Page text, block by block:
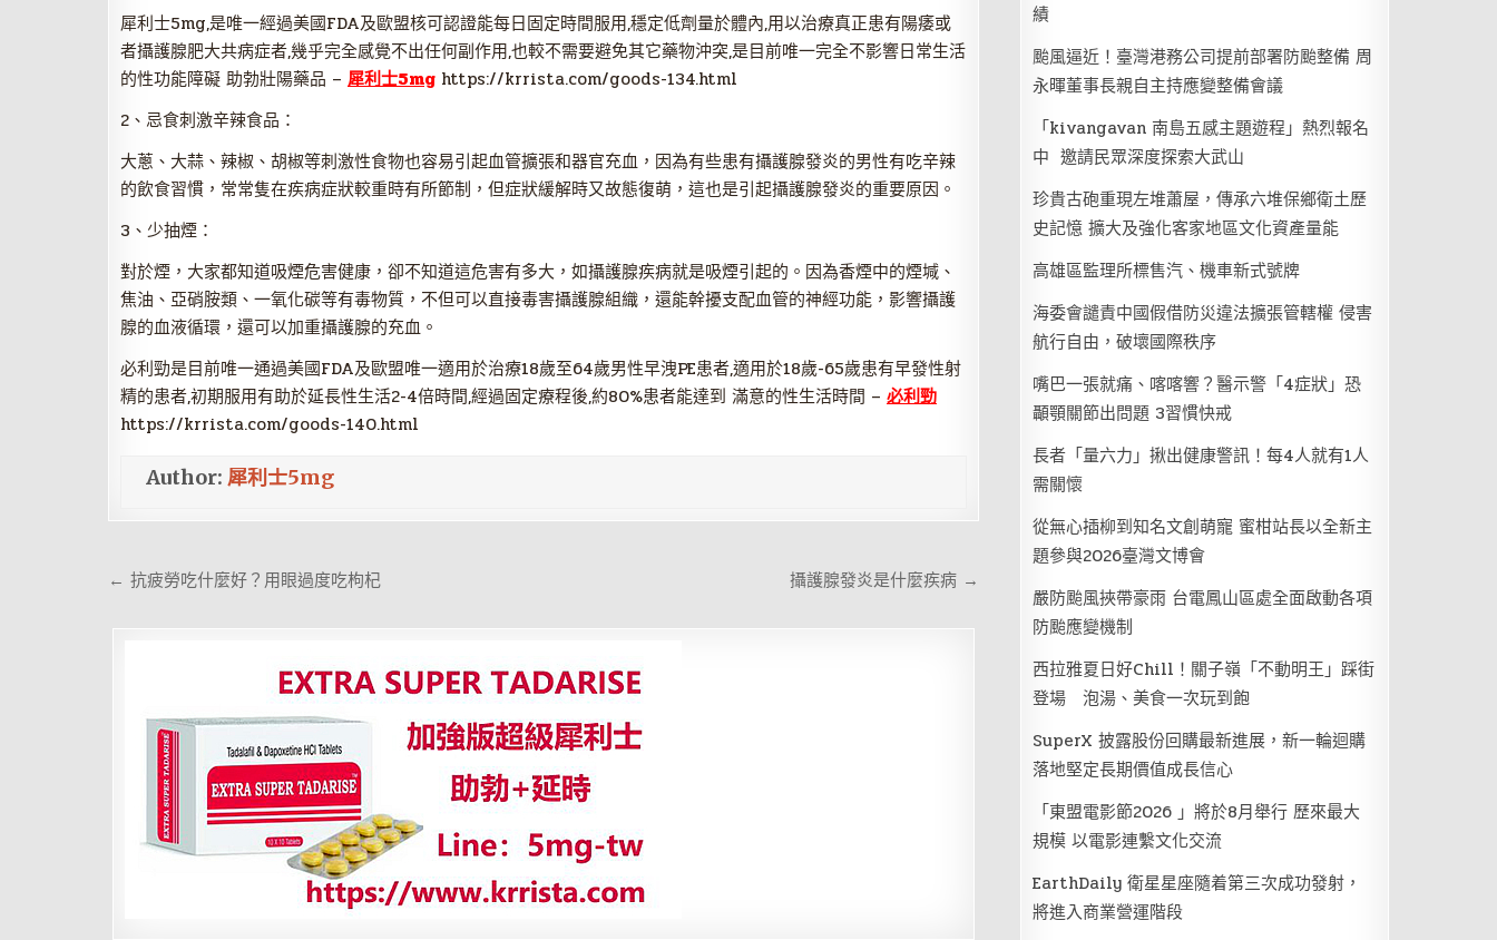
犀利士5mg,是唯一經過美國FDA及歐盟核可認證能每日固定時間服用,穩定低劑量於體內,用以治療真正患有陽痿或
者攝護腺肥大共病症者,幾乎完全感覺不出任何副作用,也較不需要避免其它藥物沖突,是目前唯一完全不影響日常生活
的性功能障礙 助勃壯陽藥品 – 犀利士5mg https://krrista.com/goods-134.html
2、忌食刺激辛辣食品：
大蔥、大蒜、辣椒、胡椒等刺激性食物也容易引起血管擴張和器官充血，因為有些患有攝護腺發炎的男性有吃辛辣
的飲食習慣，常常隻在疾病症狀較重時有所節制，但症狀緩解時又故態復萌，這也是引起攝護腺發炎的重要原因。
3、少抽煙：
對於煙，大家都知道吸煙危害健康，卻不知道這危害有多大，如攝護腺疾病就是吸煙引起的。因為香煙中的煙堿、
焦油、亞硝胺類、一氧化碳等有毒物質，不但可以直接毒害攝護腺組織，還能幹擾支配血管的神經功能，影響攝護
腺的血液循環，還可以加重攝護腺的充血。
必利勁是目前唯一通過美國FDA及歐盟唯一適用於治療18歲至64歲男性早洩PE患者,適用於18歲-65歲患有早發性射
精的患者,初期服用有助於延長性生活2-4倍時間,經過固定療程後,約80%患者能達到 滿意的性生活時間 – 必利勁
https://krrista.com/goods-140.html
Author: 犀利士5mg
文 攝護腺發炎是什麼疾病 →
← 抗疲勞吃什麼好？用眼過度吃枸杞
績
颱風逼近！臺灣港務公司提前部署防颱整備 周
永暉董事長親自主持應變整備會議
「kivangavan 南島五感主題遊程」熱烈報名
中 邀請民眾深度探索大武山
珍貴古砲重現左堆蕭屋，傳承六堆保鄉衛土歷
史記憶 擴大及強化客家地區文化資產量能
高雄區監理所標售汽、機車新式號牌
海委會譴責中國假借防災違法擴張管轄權 侵害
航行自由，破壞國際秩序
嘴巴一張就痛、喀喀響？醫示警「4症狀」恐
顳顎關節出問題 3習慣快戒
長者「量六力」揪出健康警訊！每4人就有1人
需關懷
從無心插柳到知名文創萌寵 蜜柑站長以全新主
題參與2026臺灣文博會
嚴防颱風挾帶豪雨 台電鳳山區處全面啟動各項
防颱應變機制
西拉雅夏日好Chill！關子嶺「不動明王」踩街
登場 泡湯、美食一次玩到飽
SuperX 披露股份回購最新進展，新一輪迴購
落地堅定長期價值成長信心
「東盟電影節2026 」將於8月舉行 歷來最大
規模 以電影連繫文化交流
EarthDaily 衛星星座隨着第三次成功發射，
將進入商業營運階段